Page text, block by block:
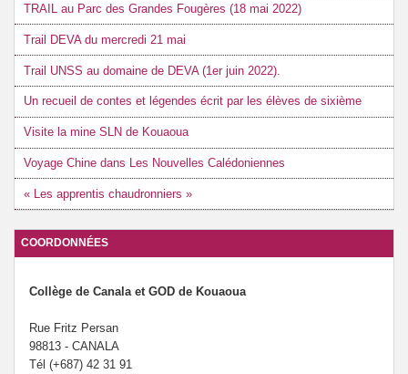
TRAIL au Parc des Grandes Fougères (18 mai 2022)
Trail DEVA du mercredi 21 mai
Trail UNSS au domaine de DEVA (1er juin 2022).
Un recueil de contes et légendes écrit par les élèves de sixième
Visite la mine SLN de Kouaoua
Voyage Chine dans Les Nouvelles Calédoniennes
« Les apprentis chaudronniers »
COORDONNÉES
Collège de Canala et GOD de Kouaoua
Rue Fritz Persan
98813 - CANALA
Tél (+687) 42 31 91